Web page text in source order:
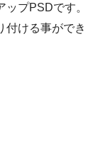
プPSDです。
付ける事ができ